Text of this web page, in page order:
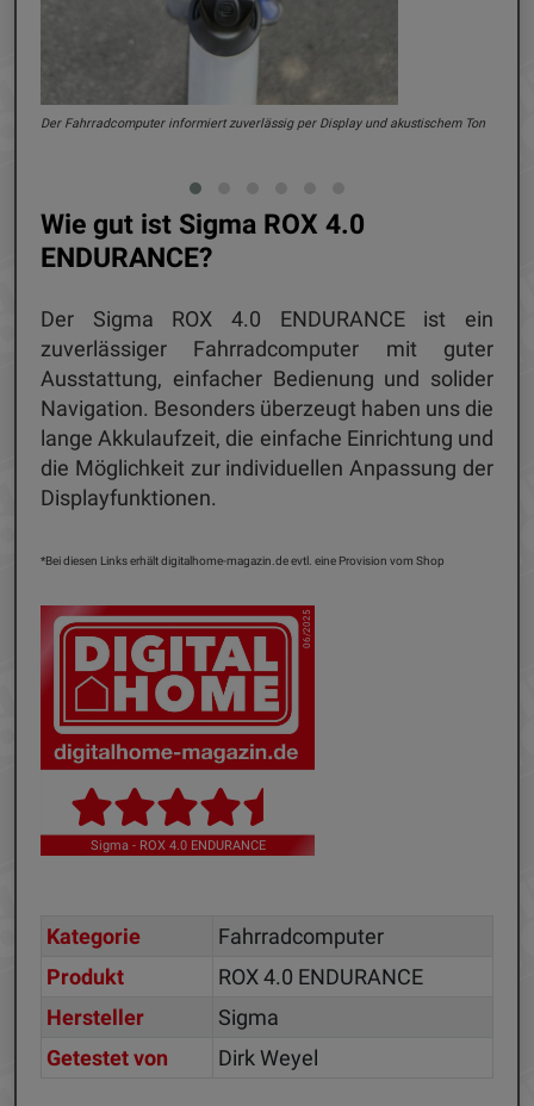
Der Fahrradcomputer informiert zuverlässig per Display und akustischem Ton
Wie gut ist Sigma ROX 4.0
ENDURANCE?
Der Sigma ROX 4.0 ENDURANCE ist ein
zuverlässiger Fahrradcomputer mit guter
Ausstattung, einfacher Bedienung und solider
Navigation. Besonders überzeugt haben uns die
lange Akkulaufzeit, die einfache Einrichtung und
die Möglichkeit zur individuellen Anpassung der
Displayfunktionen.
*Bei diesen Links erhält digitalhome-magazin.de evtl. eine Provision vom Shop
06/2025
Sigma - ROX 4.0 ENDURANCE
Kategorie
Fahrradcomputer
Produkt
ROX 4.0 ENDURANCE
Hersteller
Sigma
Getestet von
Dirk Weyel